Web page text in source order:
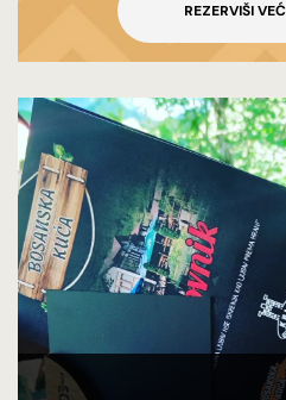
REZERVIŠI